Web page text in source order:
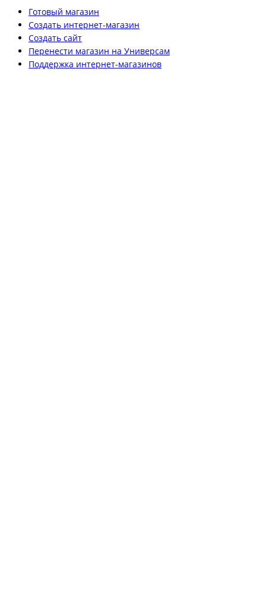
Готовый магазин
Создать интернет-магазин
Создать сайт
Перенести магазин на Универсам
Поддержка интернет-магазинов